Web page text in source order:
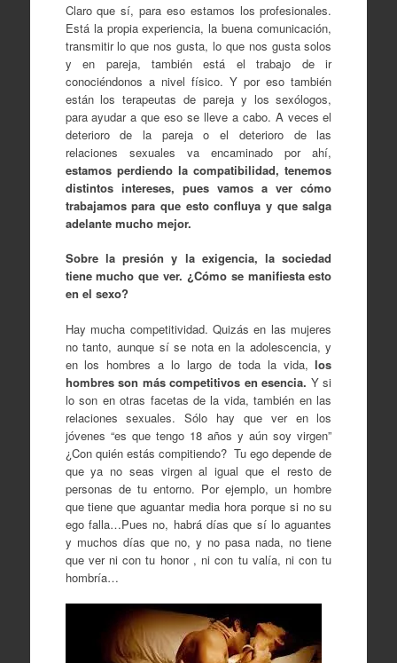
Claro que sí, para eso estamos los profesionales.
Está la propia experiencia, la buena comunicación,
transmitir lo que nos gusta, lo que nos gusta solos
y en pareja, también está el trabajo de ir
conociéndonos a nivel físico. Y por eso también
están los terapeutas de pareja y los sexólogos,
para ayudar a que eso se lleve a cabo. A veces el
deterioro de la pareja o el deterioro de las
relaciones sexuales va encaminado por ahí,
estamos perdiendo la compatibilidad, tenemos
distintos intereses, pues vamos a ver cómo
trabajamos para que esto confluya y que salga
adelante mucho mejor.
Sobre la presión y la exigencia, la sociedad
tiene mucho que ver. ¿Cómo se manifiesta esto
en el sexo?
Hay mucha competitividad. Quizás en las mujeres
no tanto, aunque sí se nota en la adolescencia, y
en los hombres a lo largo de toda la vida, los
hombres son más competitivos en esencia. Y si
lo son en otras facetas de la vida, también en las
relaciones sexuales. Sólo hay que ver en los
jóvenes “es que tengo 18 años y aún soy virgen”
¿Con quién estás compitiendo? Tu ego depende de
que ya no seas virgen al igual que el resto de
personas de tu entorno. Por ejemplo, un hombre
que tiene que aguantar media hora porque si no su
ego falla…Pues no, habrá días que sí lo aguantes
y muchos días que no, y no pasa nada, no tiene
que ver ni con tu honor , ni con tu valía, ni con tu
hombría…